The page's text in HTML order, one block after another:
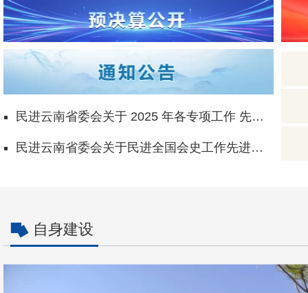
民进云南省委会关于 2025 年各专项工作 先进
集体、先进个人名单的公示
民进云南省委会关于民进全国会史工作先进集
自身建设